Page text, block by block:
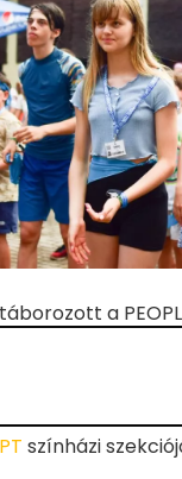
a
elérte a 17
nem térhet
hiszen
PT színházi